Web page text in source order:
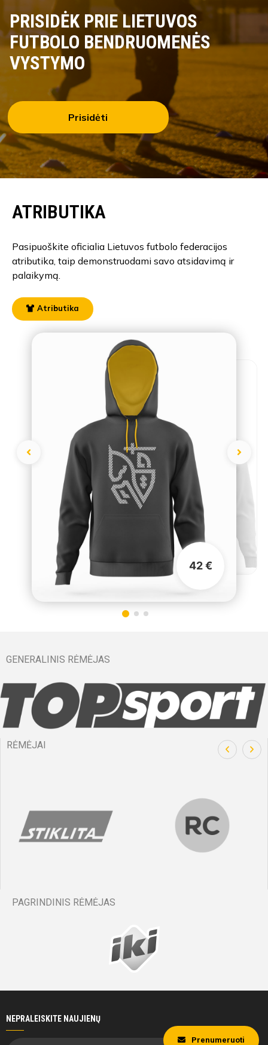
PRISIDĖK PRIE LIETUVOS
FUTBOLO BENDRUOMENĖS
VYSTYMO
Prisidėti
42 €
ATRIBUTIKA
Pasipuoškite oficialia Lietuvos futbolo federacijos
atributika, taip demonstruodami savo atsidavimą ir
palaikymą.
Atributika
GENERALINIS RĖMĖJAS
RĖMĖJAI
PAGRINDINIS RĖMĖJAS
NEPRALEISKITE NAUJIENŲ
Prenumeruoti